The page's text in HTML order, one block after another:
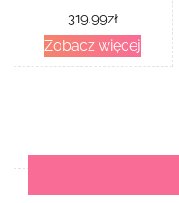
319.99zł
Zobacz więcej